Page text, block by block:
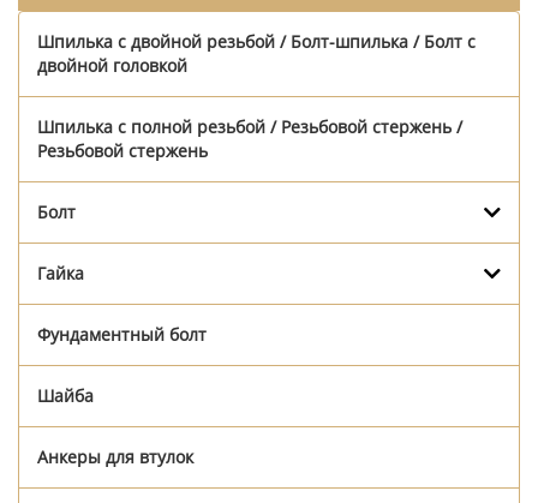
Шпилька с двойной резьбой / Болт-шпилька / Болт с
двойной головкой
Шпилька с полной резьбой / Резьбовой стержень /
Резьбовой стержень
Болт
Гайка
Фундаментный болт
Шайба
Анкеры для втулок